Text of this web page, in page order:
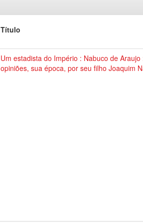
Título
Um estadista do Império : Nabuco de
opiniões, sua época, por seu filho Joaquim